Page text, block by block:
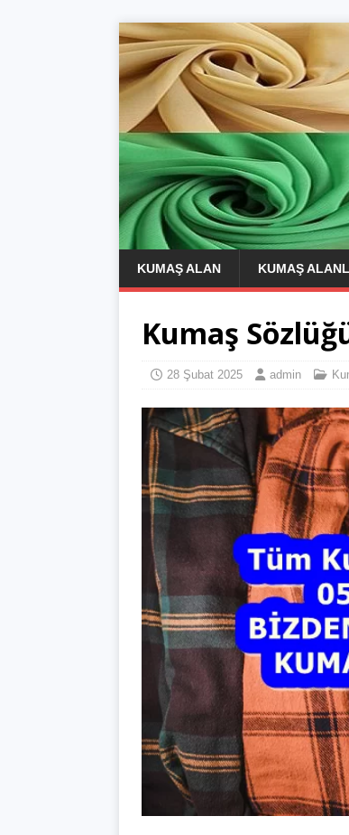
KUMAŞ ALAN KUMAŞ
Kumaş
28 Şubat 2025 admin